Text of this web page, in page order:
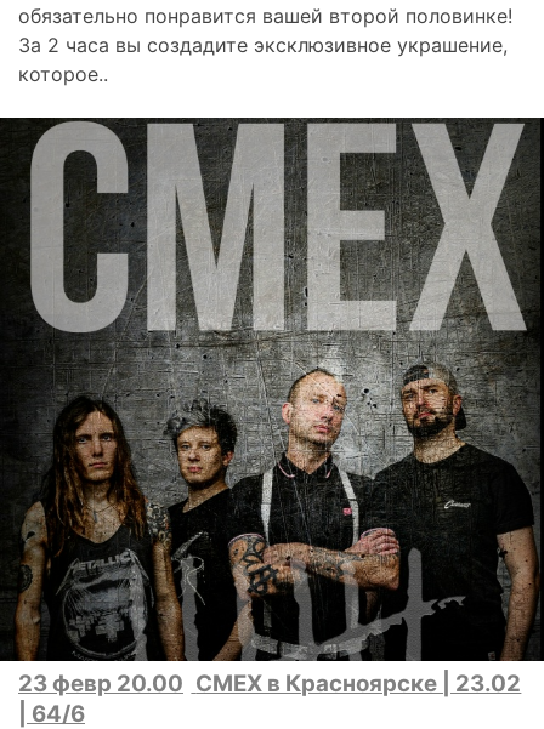
обязательно понравится вашей второй половинке!
За 2 часа вы создадите эксклюзивное украшение,
которое..
23 февр 20.00 СМЕХ в Красноярске | 23.02
| 64/6